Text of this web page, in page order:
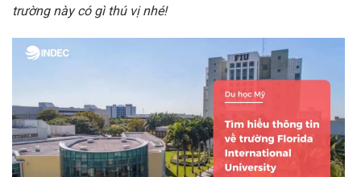
trường này có gì thú vị nhé!